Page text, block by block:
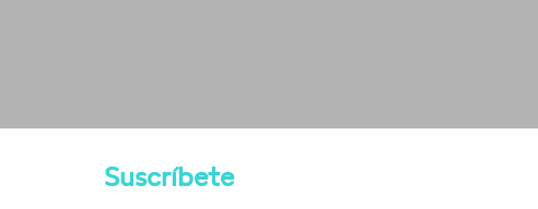
Suscríbete